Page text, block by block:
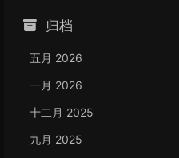
归档
五月 2026
一月 2026
十二月 2025
九月 2025